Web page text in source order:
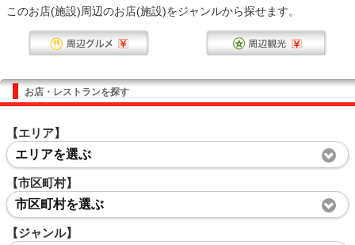
このお店(施設)周辺のお店(施設)をジャンルから探せます。
お店・レストランを探す
【エリア】
エリアを選ぶ
【市区町村】
市区町村を選ぶ
【ジャンル】